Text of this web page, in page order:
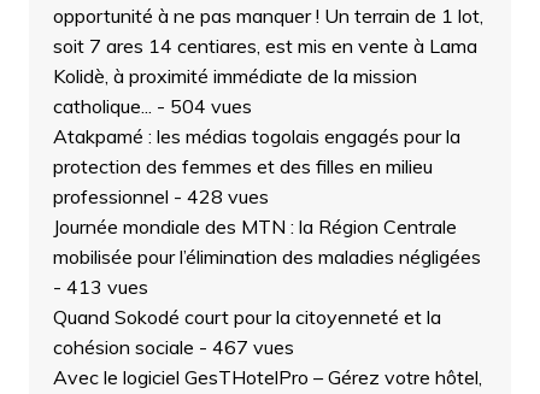
opportunité à ne pas manquer ! Un terrain de 1 lot,
soit 7 ares 14 centiares, est mis en vente à Lama
Kolidè, à proximité immédiate de la mission
catholique... - 504 vues
Atakpamé : les médias togolais engagés pour la
protection des femmes et des filles en milieu
professionnel - 428 vues
Journée mondiale des MTN : la Région Centrale
mobilisée pour l’élimination des maladies négligées
- 413 vues
Quand Sokodé court pour la citoyenneté et la
cohésion sociale - 467 vues
Avec le logiciel GesTHotelPro – Gérez votre hôtel,